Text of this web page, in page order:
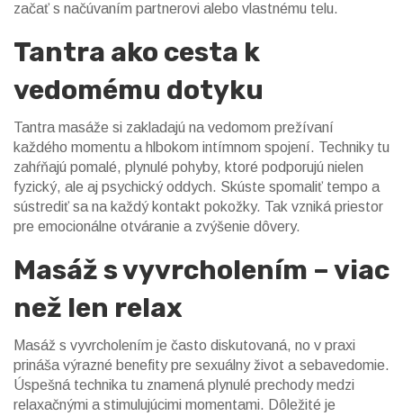
začať s načúvaním partnerovi alebo vlastnému telu.
Tantra ako cesta k
vedomému dotyku
Tantra masáže si zakladajú na vedomom prežívaní
každého momentu a hlbokom intímnom spojení. Techniky tu
zahŕňajú pomalé, plynulé pohyby, ktoré podporujú nielen
fyzický, ale aj psychický oddych. Skúste spomaliť tempo a
sústrediť sa na každý kontakt pokožky. Tak vzniká priestor
pre emocionálne otváranie a zvýšenie dôvery.
Masáž s vyvrcholením – viac
než len relax
Masáž s vyvrcholením je často diskutovaná, no v praxi
prináša výrazné benefity pre sexuálny život a sebavedomie.
Úspešná technika tu znamená plynulé prechody medzi
relaxačnými a stimulujúcimi momentami. Dôležité je